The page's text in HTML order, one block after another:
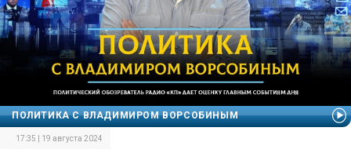
ПОЛИТИКА С ВЛАДИМИРОМ ВОРСОБИНЫМ
17:35 | 19 августа 2024